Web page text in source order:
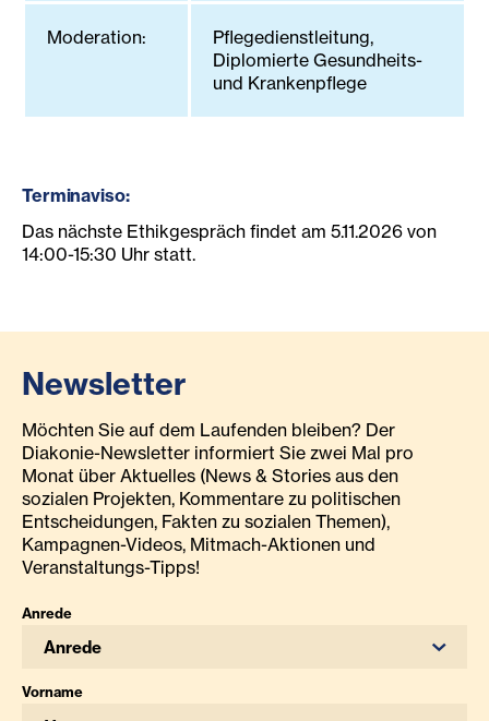
Moderation:
Pflegedienstleitung,
Diplomierte Gesundheits-
und Krankenpflege
Terminaviso:
Das nächste Ethikgespräch findet am 5.11.2026 von
14:00-15:30 Uhr statt.
Newsletter
Möchten Sie auf dem Laufenden bleiben? Der
Diakonie-Newsletter informiert Sie zwei Mal pro
Monat über Aktuelles (News & Stories aus den
sozialen Projekten, Kommentare zu politischen
Entscheidungen, Fakten zu sozialen Themen),
Kampagnen-Videos, Mitmach-Aktionen und
Veranstaltungs-Tipps!
Anrede
Anrede
Vorname